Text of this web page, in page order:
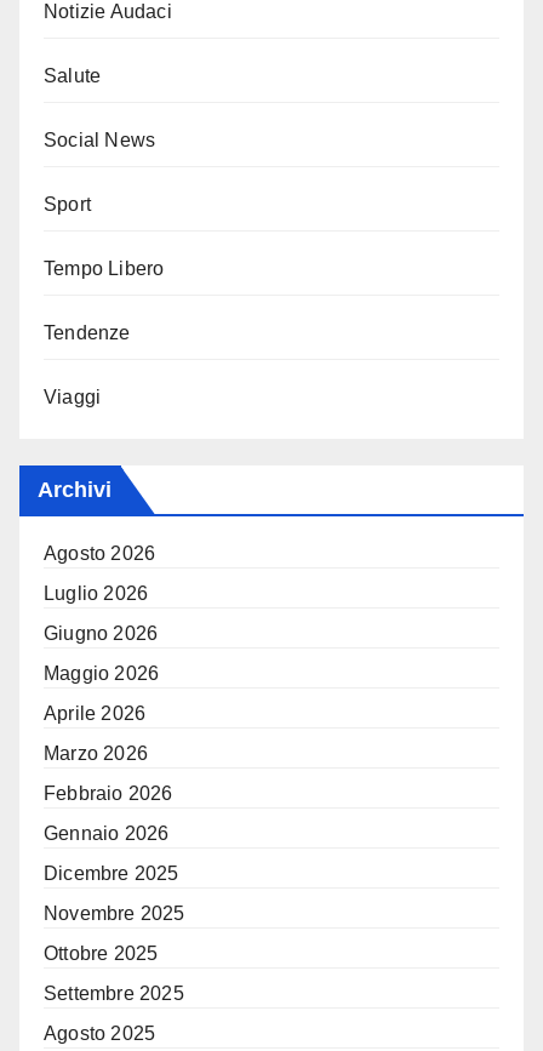
Notizie Audaci
Salute
Social News
Sport
Tempo Libero
Tendenze
Viaggi
Archivi
Agosto 2026
Luglio 2026
Giugno 2026
Maggio 2026
Aprile 2026
Marzo 2026
Febbraio 2026
Gennaio 2026
Dicembre 2025
Novembre 2025
Ottobre 2025
Settembre 2025
Agosto 2025